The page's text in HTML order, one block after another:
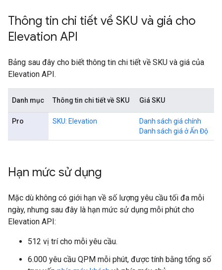
Thông tin chi tiết về SKU và giá cho
Elevation API
Bảng sau đây cho biết thông tin chi tiết về SKU và giá của
Elevation API.
Danh mục Thông tin chi tiết về SKU Giá SKU
Pro SKU: Elevation
Danh sách giá chính
Danh sách giá ở Ấn Độ
Hạn mức sử dụng
Mặc dù không có giới hạn về số lượng yêu cầu tối đa mỗi
ngày, nhưng sau đây là hạn mức sử dụng mỗi phút cho
Elevation API:
512 vị trí cho mỗi yêu cầu.
6.000 yêu cầu QPM mỗi phút, được tính bằng tổng số